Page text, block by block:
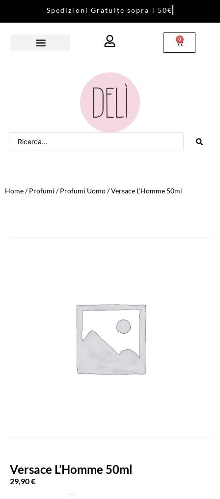
Sped izi on i Gratu ite sopra i 50€
0
Home/Profumi /Profumi Uomo/ Versace L’Homme 50ml
Versace L’Homme 50ml
29,90€